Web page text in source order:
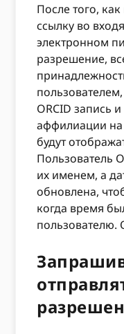
После того,
ссылку во
электронном
разрешение,
ORCID запись
аффилиации
будут
Пользователь
их именем, а
обновлена,
когда время
пользователю.